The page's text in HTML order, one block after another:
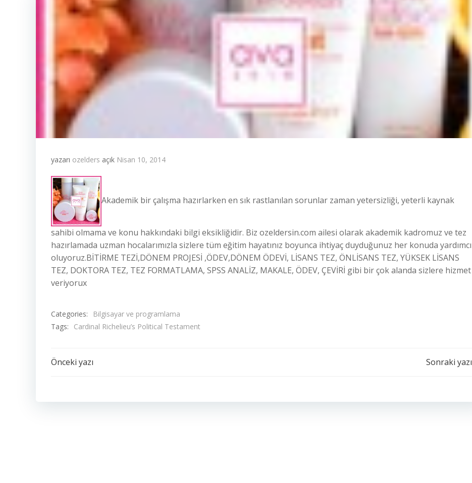
yazarı ozelders açık Nisan 10, 2014
Akademik bir çalışma hazırlarken en sık rastlanılan sorunlar zaman yetersizliği, yeterli kaynak
sahibi olmama ve konu hakkındaki bilgi eksikliğidir. Biz ozeldersin.com ailesi olarak akademik kadromuz ve tez
hazırlamada uzman hocalarımızla sizlere tüm eğitim hayatınız boyunca ihtiyaç duyduğunuz her konuda yardımcı
oluyoruz.BİTİRME TEZİ,DÖNEM PROJESİ ,ÖDEV,DÖNEM ÖDEVİ, LİSANS TEZ, ÖNLİSANS TEZ, YÜKSEK LİSANS
TEZ, DOKTORA TEZ, TEZ FORMATLAMA, SPSS ANALİZ, MAKALE, ÖDEV, ÇEVİRİ gibi bir çok alanda sizlere hizmet
veriyorux
Categories:
Bilgisayar ve programlama
Tags:
Cardinal Richelieu’s Political Testament
Yazı
Önceki yazı Sonraki yazı